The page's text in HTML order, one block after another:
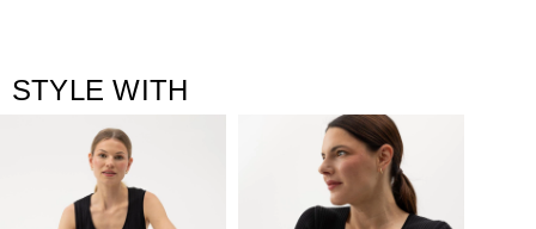
STYLE WITH